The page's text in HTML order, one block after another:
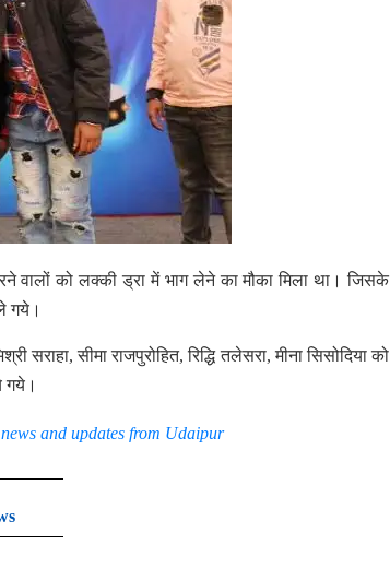
वालों को लक्की ड्रा में भाग लेने का मौका मिला था। जिसके
गये।
सीमा राजपुरोहित, रिद्धि तलेसरा, मीना सिसोदिया को
गये।
and updates from Udaipur